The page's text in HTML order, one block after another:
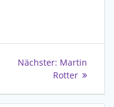
Nächster: Nächster
Beitrag:
Martin
Rotter